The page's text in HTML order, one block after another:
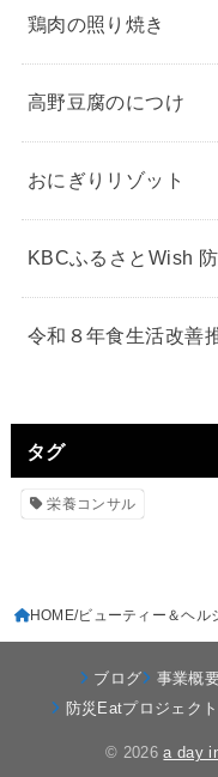
鶏肉の照り焼き
高野豆腐のにつけ
おにぎりリゾット
KBCふるさとWish
令和８年食生活改善
タグ
栄養コンサル
HOME ビューティー＆ヘル
ブログ 事業概
防災Eatプロジェクト
© 2026a day